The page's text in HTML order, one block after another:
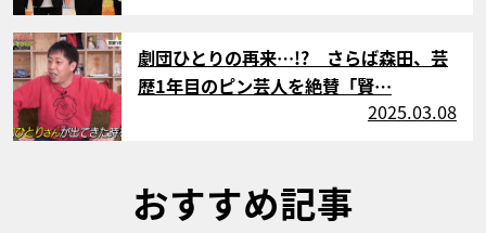
サムネイル
劇団ひとりの再来…!? さらば森田、芸
歴1年目のピン芸人を絶賛「賢…
2025.03.08
おすすめ記事